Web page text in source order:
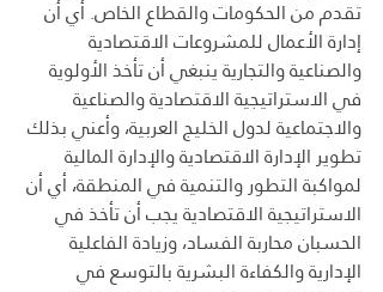
تقدم من الحكومات والقطاع الخاص. أي أن
إدارة الأعمال للمشروعات الاقتصادية
والصناعية والتجارية ينبغي أن تأخذ الأولوية
في الاستراتيجية الاقتصادية والصناعية
والاجتماعية لدول الخليج العربية، وأعني بذلك
تطوير الإدارة الاقتصادية والإدارة المالية
لمواكبة التطور والتنمية في المنطقة، أي أن
الاستراتيجية الاقتصادية يجب أن تأخذ في
الحسبان محاربة الفساد، وزيادة الفاعلية
الإدارية والكفاءة البشرية بالتوسع في